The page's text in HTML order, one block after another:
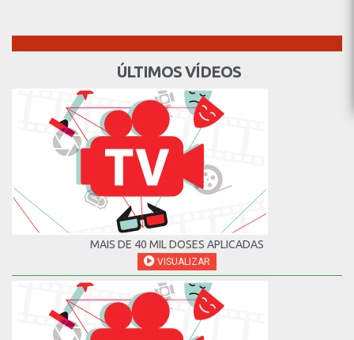
ÚLTIMOS VÍDEOS
MAIS DE 40 MIL DOSES APLICADAS
VISUALIZAR